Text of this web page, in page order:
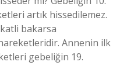
artık hissedilemez.
bakarsa
Annenin ilk
gebeliğin 19.